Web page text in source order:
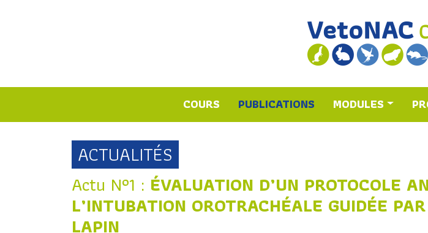
COURS PUBLICATIONS MODULES
ACTUALITÉS
Actu N°1 : ÉVALUATION D’UN PROTOCOLE
L’INTUBATION OROTRACHÉALE GUIDÉE
LAPIN